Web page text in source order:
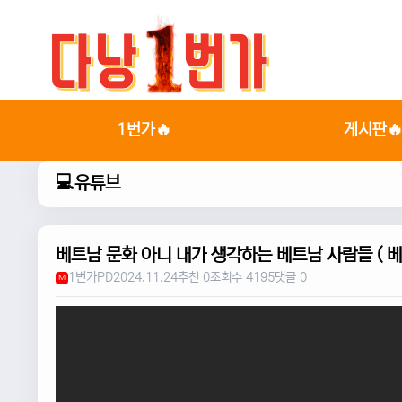
1번가🔥 게시판🔥
💻유튜브
베트남 문화 아니 내가 생각하는 베트남 사람들
M 1번가PD2024.11.24추천 0조회수 4195댓글 0